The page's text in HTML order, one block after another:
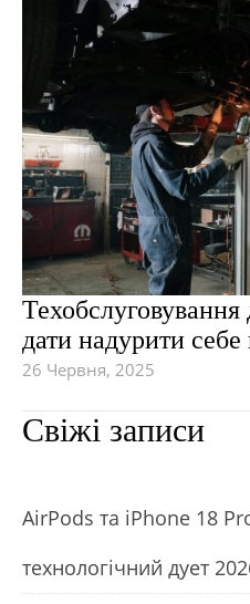
дати надурити
26 Червня, 2025
Свіжі записи
АirРods та iРhone 18
технологічний дует